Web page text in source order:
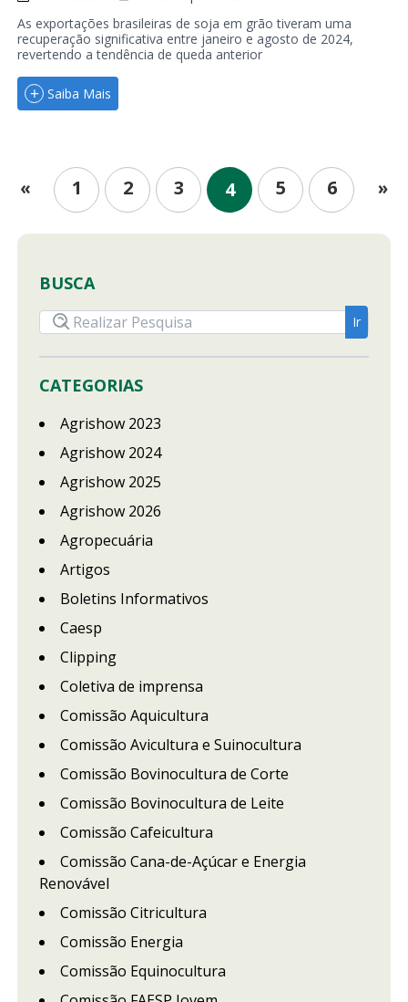
As exportações brasileiras de soja em grão tiveram uma
recuperação significativa entre janeiro e agosto de 2024,
revertendo a tendência de queda anterior
Saiba Mais
« 1 2 3 4 5 6 »
BUSCA
CATEGORIAS
Agrishow 2023
Agrishow 2024
Agrishow 2025
Agrishow 2026
Agropecuária
Artigos
Boletins Informativos
Caesp
Clipping
Coletiva de imprensa
Comissão Aquicultura
Comissão Avicultura e Suinocultura
Comissão Bovinocultura de Corte
Comissão Bovinocultura de Leite
Comissão Cafeicultura
Comissão Cana-de-Açúcar e Energia
Renovável
Comissão Citricultura
Comissão Energia
Comissão Equinocultura